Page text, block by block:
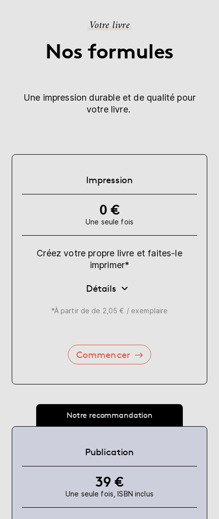
Votre livre
Nos formules
Une impression durable et de qualité pour
votre livre.
Impression
0 €
Une seule fois
Créez votre propre livre et faites-le
imprimer*
Détails
*À partir de de 2,05 € / exemplaire
Commencer
Notre recommandation
Publication
39 €
Une seule fois, ISBN inclus